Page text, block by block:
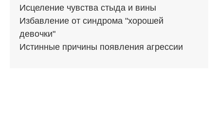
Исцеление чувства стыда и вины
Избавление от синдрома "хорошей
девочки"
Истинные причины появления агрессии